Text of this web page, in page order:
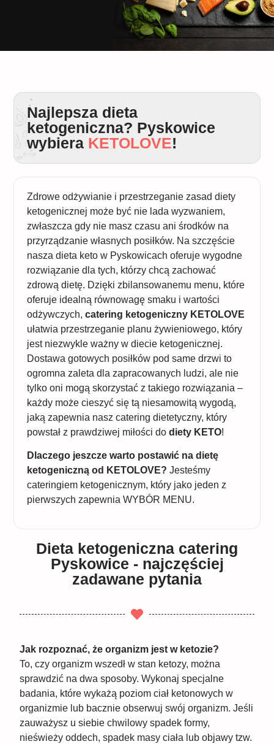
Najlepsza dieta
ketogeniczna? Pyskowice
wybiera KETOLOVE!
Zdrowe odżywianie i przestrzeganie zasad diety
ketogenicznej może być nie lada wyzwaniem,
zwłaszcza gdy nie masz czasu ani środków na
przyrządzanie własnych posiłków. Na szczęście
nasza dieta keto w Pyskowicach oferuje wygodne
rozwiązanie dla tych, którzy chcą zachować
zdrową dietę. Dzięki zbilansowanemu menu, które
oferuje idealną równowagę smaku i wartości
odżywczych, catering ketogeniczny KETOLOVE
ułatwia przestrzeganie planu żywieniowego, który
jest niezwykle ważny w diecie ketogenicznej.
Dostawa gotowych posiłków pod same drzwi to
ogromna zaleta dla zapracowanych ludzi, ale nie
tylko oni mogą skorzystać z takiego rozwiązania –
każdy może cieszyć się tą niesamowitą wygodą,
jaką zapewnia nasz catering dietetyczny, który
powstał z prawdziwej miłości do diety KETO!
Dlaczego jeszcze warto postawić na dietę
ketogeniczną od KETOLOVE? Jesteśmy
cateringiem ketogenicznym, który jako jeden z
pierwszych zapewnia WYBÓR MENU.
Dieta ketogeniczna catering
Pyskowice - najczęściej
zadawane pytania
Jak rozpoznać, że organizm jest w ketozie?
To, czy organizm wszedł w stan ketozy, można
sprawdzić na dwa sposoby. Wykonaj specjalne
badania, które wykażą poziom ciał ketonowych w
organizmie lub bacznie obserwuj swój organizm. Jeśli
zauważysz u siebie chwilowy spadek formy,
nieświeży oddech, spadek masy ciała lub objawy tzw.